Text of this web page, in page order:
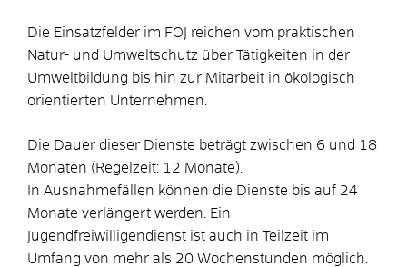
Die Einsatzfelder im FÖJ reichen vom praktischen
Natur- und Umweltschutz über Tätigkeiten in der
Umweltbildung bis hin zur Mitarbeit in ökologisch
orientierten Unternehmen.
Die Dauer dieser Dienste beträgt zwischen 6 und 18
Monaten (Regelzeit: 12 Monate).
In Ausnahmefällen können die Dienste bis auf 24
Monate verlängert werden. Ein
Jugendfreiwilligendienst ist auch in Teilzeit im
Umfang von mehr als 20 Wochenstunden möglich.